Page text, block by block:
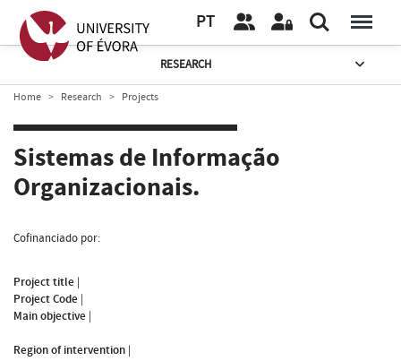
PT
RESEARCH
Home Research Projects
Sistemas de Informação
Organizacionais.
Cofinanciado por:
Project title |
Project Code |
Main objective |
Region of intervention |